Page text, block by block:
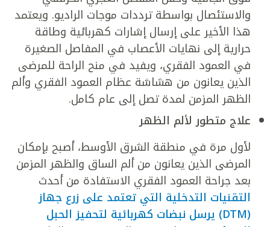
والاستئصال بواسطة ترددات موجات الراديو. ويعتمد
هذا الأخير على إرسال إشارات كهربائية وطاقة
حرارية إلى نهايات الأعصاب في المفاصل الصغيرة
في العمود الفقري، ويفيد في منح الراحة للمرضى
الذين يعانون من هشاشة عظام العمود الفقري وألم
الظهر المزمن لمدة تصل إلى عام كامل.
علاج متطور لألم الظهر
لأول مرة في منطقة الشرق الأوسط، أصبح بإمكان
المرضى الذين يعانون من ألم الساق والظهر المزمن
بعد جراحة العمود الفقري الاستفادة من أحدث
التقنيات التدخلية التي تعتمد على زرع جهاز
(DTM) يرسل نبضات كهربائية لتحفيز الحبل